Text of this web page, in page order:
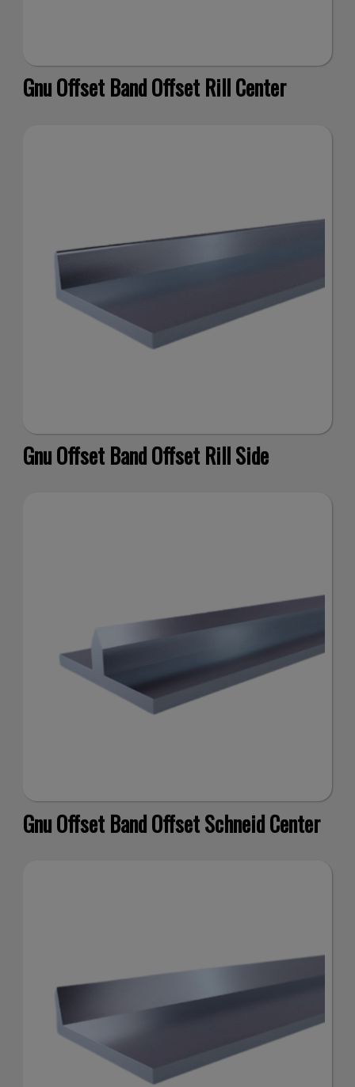
Gnu Offset Band Offset Rill Center
Gnu Offset Band Offset Rill Side
Gnu Offset Band Offset Schneid Center
e
il